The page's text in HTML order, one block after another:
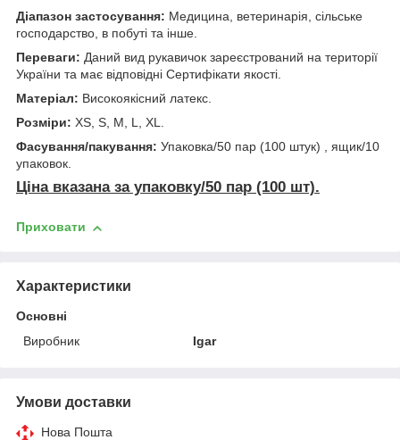
Діапазон застосування: Медицина, ветеринарія, сільське
господарство, в побуті та інше.
Переваги: Даний вид рукавичок зареєстрований на території
України та має відповідні Сертифікати якості.
Матеріал: Високоякісний латекс.
Розміри: XS, S, M, L, XL.
Фасування/пакування: Упаковка/50 пар (100 штук) , ящик/10
упаковок.
Ціна вказана за упаковку/50 пар (100 шт).
Приховати
Характеристики
Основні
Виробник
Igar
Умови доставки
Нова Пошта